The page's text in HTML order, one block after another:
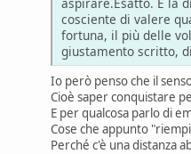
cosciente di valere
fortuna, il più delle
giustamento scritto,
Io però penso che il
Cioè saper conquistare
E per qualcosa parlo di
Cose che appunto
Perché c'è una distanza